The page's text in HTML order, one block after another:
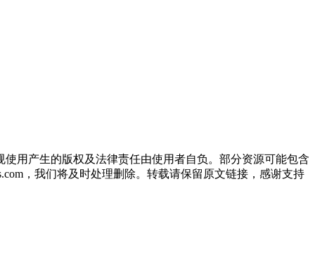
用产生的版权及法律责任由使用者自负。部分资源可能包含
，我们将及时处理删除。转载请保留原文链接，感谢支持